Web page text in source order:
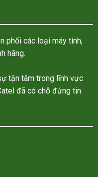
phối các loại máy tính,
hãng.
tận tâm trong lĩnh vực
đã có chỗ đứng tin